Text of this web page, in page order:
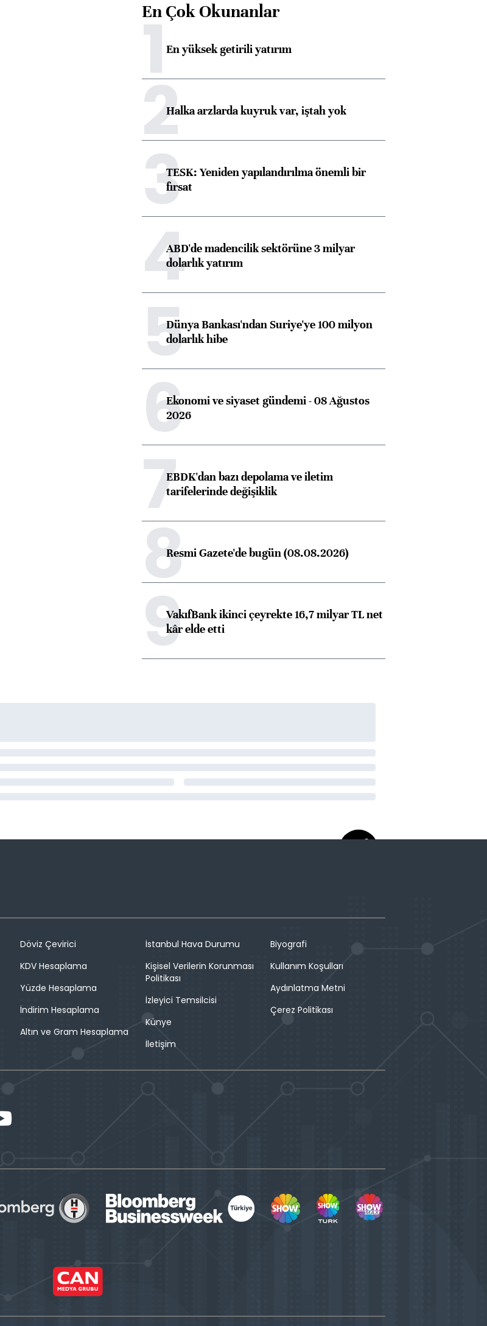
En Çok Okunanlar
1En yüksek getirili yatırım
2Halka arzlarda kuyruk var, iştah yok
3TESK: Yeniden yapılandırılma önemli bir
fırsat
4ABD'de madencilik sektörüne 3 milyar
dolarlık yatırım
5Dünya Bankası'ndan Suriye'ye 100 milyon
dolarlık hibe
6Ekonomi ve siyaset gündemi - 08 Ağustos
2026
7EBDK'dan bazı depolama ve iletim
tarifelerinde değişiklik
8Resmi Gazete'de bugün (08.08.2026)
9VakıfBank ikinci çeyrekte 16,7 milyar TL net
kâr elde etti
Döviz Çevirici
KDV Hesaplama
Yüzde Hesaplama
İndirim Hesaplama
Altın ve Gram Hesaplama
İstanbul Hava Durumu
Kişisel Verilerin Korunması
Politikası
İzleyici Temsilcisi
Künye
İletişim
Biyografi
Kullanım Koşulları
Aydınlatma Metni
Çerez Politikası